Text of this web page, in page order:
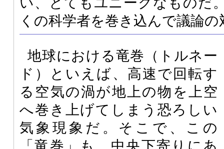
くの科学者を巻き込んで議論
地球における竜巻（トルネー
ド）といえば、高速で回転す
る空気の渦が地上の物を上空
へ巻き上げてしまう恐ろしい
気象現象だ。そこで、この
「竜巻」も、中央下寄りにあ